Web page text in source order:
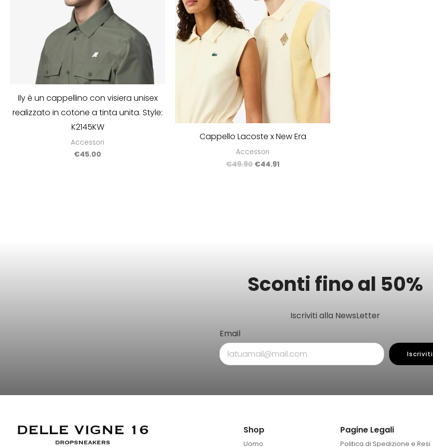
Ily è un cappellino con visiera unisex
realizzato in cotone a tinta unita. Style:
K2145KW
Accessori
€45.00
Cappello Lacoste x New Era
Accessori
€49.90 €44.91
Sconti fino al 50%
Iscriviti alla NewsLetter
Email
Iscriviti
Shop
Uomo
Pagine Legali
Politica di Spedizione e Resi